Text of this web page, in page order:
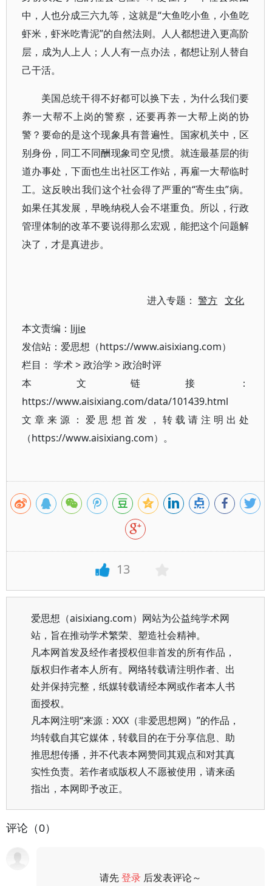
中，人也分成三六九等，这就是“大鱼吃小鱼，小鱼吃
虾米，虾米吃青泥”的自然法则。人人都想进入更高阶
层，成为人上人；人人有一点办法，都想让别人替自
己干活。
美国总统干得不好都可以换下去，为什么我们要
养一大帮不上岗的警察，还要再养一大帮上岗的协
警？要命的是这个现象具有普遍性。国家机关中，区
别身份，同工不同酬现象司空见惯。就连最基层的街
道办事处，下面也生出社区工作站，再雇一大帮临时
工。这反映出我们这个社会得了严重的“寄生虫”病。
如果任其发展，早晚纳税人会不堪重负。所以，行政
管理体制的改革不要说得那么宏观，能把这个问题解
决了，才是真进步。
进入专题：警方 文化
本文责编： lijie
发信站：爱思想（https://www.aisixiang.com）
栏目： 学术>政治学 >政治时评
本文链接：
https://www.aisixiang.com/data/101439.html
文章来源：爱思想首发，转载请注明出处
（https://www.aisixiang.com）。
13
爱思想（aisixiang.com）网站为公益纯学术网
站，旨在推动学术繁荣、塑造社会精神。
凡本网首发及经作者授权但非首发的所有作品，
版权归作者本人所有。网络转载请注明作者、出
处并保持完整，纸媒转载请经本网或作者本人书
面授权。
凡本网注明“来源：XXX（非爱思想网）”的作品，
均转载自其它媒体，转载目的在于分享信息、助
推思想传播，并不代表本网赞同其观点和对其真
实性负责。若作者或版权人不愿被使用，请来函
指出，本网即予改正。
评论（0）
请先登录 后发表评论～